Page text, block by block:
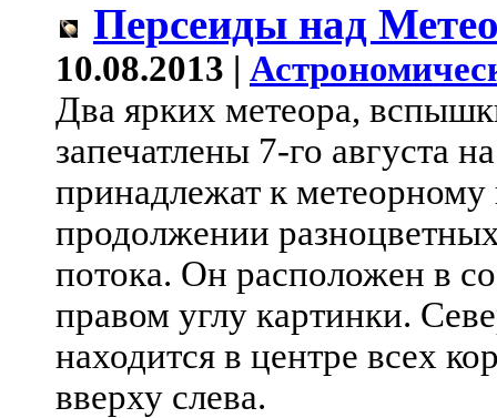
Персеиды над
10.08.2013 |
Два ярких метеора,
запечатлены 7-го августа
принадлежат к
продолжении
потока. Он расположен в
правом углу картинки.
находится в центре всех
вверху слева.